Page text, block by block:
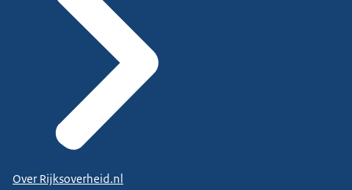
Over Rijksoverheid.nl